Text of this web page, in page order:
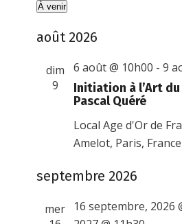
Évènements
À venir
une
août 2026
dim
9
Initiation à l’Art
Pascal Quéré
6 août @ 10h00 -9
Local Age d'Or de
Amelot, Paris, France
septembre 2026
mer
16 septembre, 2026